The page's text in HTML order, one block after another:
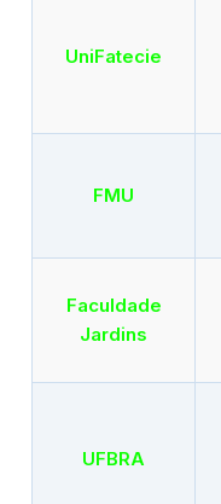
UniFatecie
FMU
Faculdade
Jardins
UFBRA